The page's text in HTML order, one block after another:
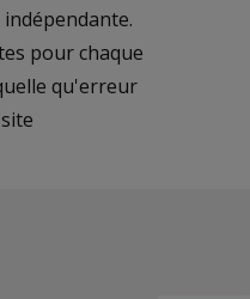
pour chaque
qu'erreur